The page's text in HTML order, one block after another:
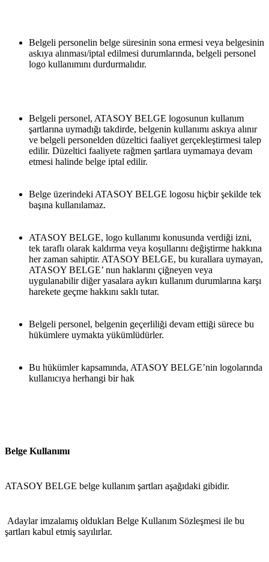
Belgeli personelin belge süresinin sona ermesi veya belgesinin
askıya alınması/iptal edilmesi durumlarında, belgeli personel
logo kullanımını durdurmalıdır.
Belgeli personel, ATASOY BELGE logosunun kullanım
şartlarına uymadığı takdirde, belgenin kullanımı askıya alınır
ve belgeli personelden düzeltici faaliyet gerçekleştirmesi talep
edilir. Düzeltici faaliyete rağmen şartlara uymamaya devam
etmesi halinde belge iptal edilir.
Belge üzerindeki ATASOY BELGE logosu hiçbir şekilde tek
başına kullanılamaz.
ATASOY BELGE, logo kullanımı konusunda verdiği izni,
tek taraflı olarak kaldırma veya koşullarını değiştirme hakkına
her zaman sahiptir. ATASOY BELGE, bu kurallara uymayan,
ATASOY BELGE’ nun haklarını çiğneyen veya
uygulanabilir diğer yasalara aykırı kullanım durumlarına karşı
harekete geçme hakkını saklı tutar.
Belgeli personel, belgenin geçerliliği devam ettiği sürece bu
hükümlere uymakta yükümlüdürler.
Bu hükümler kapsamında, ATASOY BELGE’nin logolarında
kullanıcıya herhangi bir hak
Belge Kullanımı
ATASOY BELGE belge kullanım şartları aşağıdaki gibidir.
Adaylar imzalamış oldukları Belge Kullanım Sözleşmesi ile bu
şartları kabul etmiş sayılırlar.